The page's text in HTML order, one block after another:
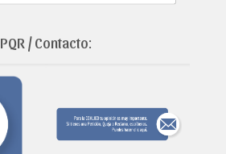
PQR / Contacto: